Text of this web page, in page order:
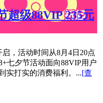
超级88VIP 235元
，活动时间从8月4日20点
七夕节活动面向88VIP用户
实打实的消费福利。...[查